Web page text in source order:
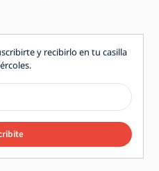
y recibirlo en tu casilla